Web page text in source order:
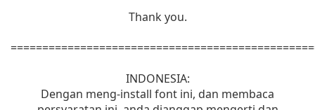
Thank you.
INDONESIA:
Dengan meng-install font ini, dan membaca